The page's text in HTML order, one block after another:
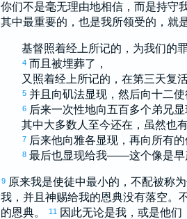
你们不是毫无理由地相信，而是持守
其中最重要的，也是我所领受的，就
基督照着经上所记的，为我们的
4 而且被埋葬了，
又照着经上所记的，在第三天复活
5 并且向矶法显现，然后向十二使
6 后来一次性地向五百多个弟兄显
其中大多数人至今还在，虽然也
7 后来他向雅各显现，再向所有的
8 最后也显现给我——这个像是早
9 原来我是使徒中最小的，不配被称
我，并且神赐给我的恩典没有落空。
的恩典。
11 因此无论是我，或是他们